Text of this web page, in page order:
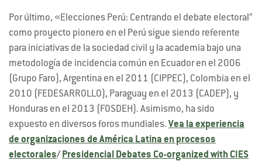
Por último, «Elecciones Perú: Centrando el debate electoral”
como proyecto pionero en el Perú sigue siendo referente
para iniciativas de la sociedad civil y la academia bajo una
metodología de incidencia común en Ecuador en el 2006
(Grupo Faro), Argentina en el 2011 (CIPPEC), Colombia en el
2010 (FEDESARROLLO), Paraguay en el 2013 (CADEP), y
Honduras en el 2013 (FOSDEH). Asimismo, ha sido
expuesto en diversos foros mundiales. Vea la experiencia
de organizaciones de América Latina en procesos
electorales/ Presidencial Debates Co-organized with CIES